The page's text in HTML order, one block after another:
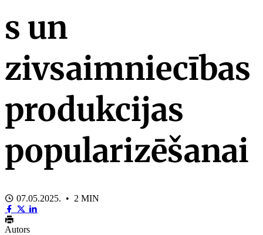
s un
zivsaimniecības
produkcijas
popularizēšanai
07.05.2025. • 2 MIN
Autors